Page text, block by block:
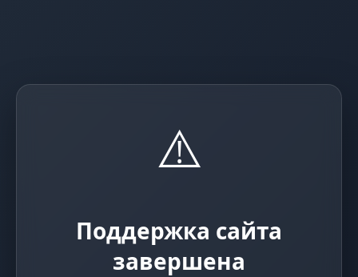
⚠️
Поддержка сайта
завершена